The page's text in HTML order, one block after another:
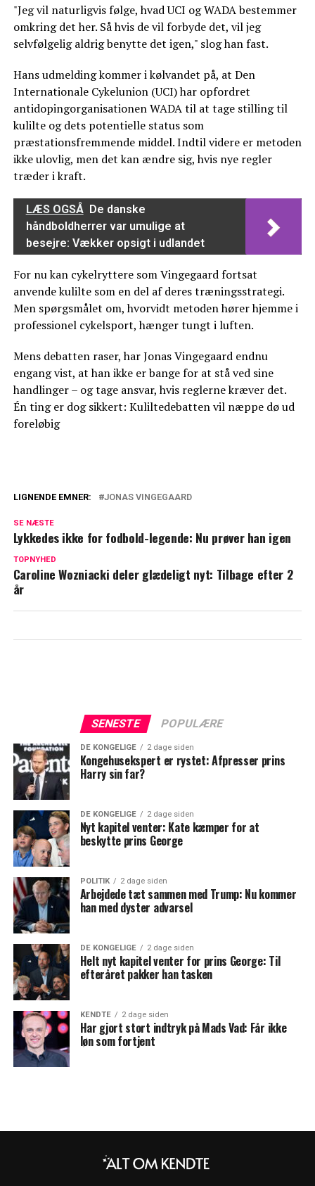
"Jeg vil naturligvis følge, hvad UCI og WADA bestemmer
omkring det her. Så hvis de vil forbyde det, vil jeg
selvfølgelig aldrig benytte det igen," slog han fast.
Hans udmelding kommer i kølvandet på, at Den
Internationale Cykelunion (UCI) har opfordret
antidopingorganisationen WADA til at tage stilling til
kulilte og dets potentielle status som
præstationsfremmende middel. Indtil videre er metoden
ikke ulovlig, men det kan ændre sig, hvis nye regler
træder i kraft.
LÆS OGSÅ De danske
håndboldherrer var umulige at
besejre: Vækker opsigt i udlandet
For nu kan cykelryttere som Vingegaard fortsat
anvende kulilte som en del af deres træningsstrategi.
Men spørgsmålet om, hvorvidt metoden hører hjemme i
professionel cykelsport, hænger tungt i luften.
Mens debatten raser, har Jonas Vingegaard endnu
engang vist, at han ikke er bange for at stå ved sine
handlinger – og tage ansvar, hvis reglerne kræver det.
Én ting er dog sikkert: Kuliltedebatten vil næppe dø ud
foreløbig
Tour de France
afsløret: Sådan er Jonas Vingegaard
LIGNENDE EMNER: JONAS VINGEGAARD
SE NÆSTE
Lykkedes ikke for fodbold-legende: Nu prøver han igen
TOPNYHED
Caroline Wozniacki deler glædeligt nyt: Tilbage efter 2
år
SENESTE POPULÆRE
DE KONGELIGE 2 dage siden
Kongehusekspert er rystet: Afpresser prins
Harry sin far?
DE KONGELIGE 2 dage siden
Nyt kapitel venter: Kate kæmper for at
beskytte prins George
POLITIK 2 dage siden
Arbejdede tæt sammen med Trump: Nu kommer
han med dyster advarsel
DE KONGELIGE 2 dage siden
Helt nyt kapitel venter for prins George: Til
efteråret pakker han tasken
KENDTE 2 dage siden
Har gjort stort indtryk på Mads Vad: Får ikke
løn som fortjent